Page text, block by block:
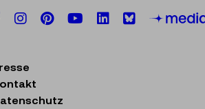
Facebook
Instagram
Pinterest
YouTube
LinkedIn
Bluesky